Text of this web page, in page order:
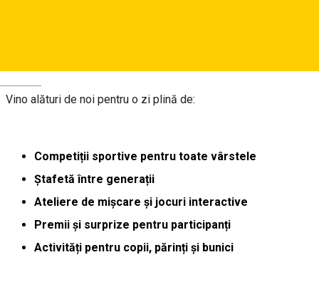
Vino alături de noi pentru o zi plină de:
Competiții sportive pentru toate vârstele
Ștafetă între generații
Ateliere de mișcare și jocuri interactive
Premii și surprize pentru participanți
Activități pentru copii, părinți și bunici